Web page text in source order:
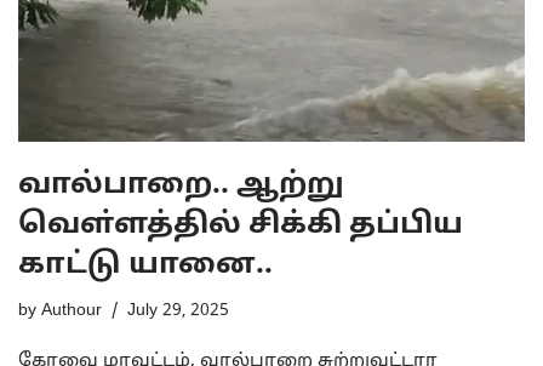
வால்பாறை.. ஆற்று
வௌ்ளத்தில் சிக்கி தப்பிய
காட்டு யானை..
by Authour July 29, 2025